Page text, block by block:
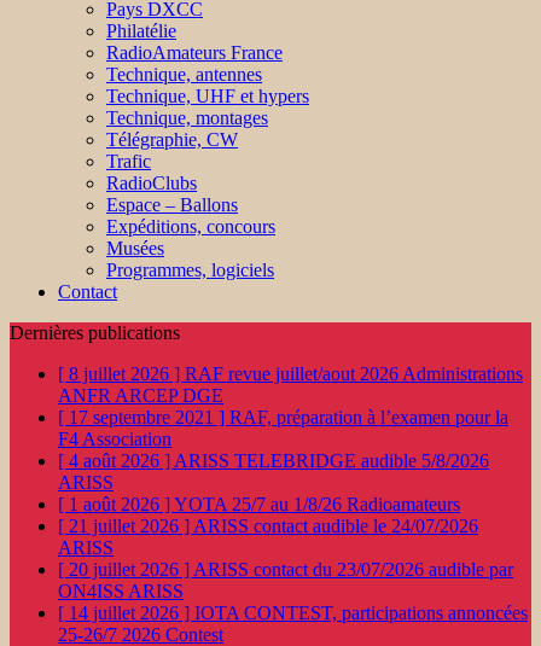
Pays DXCC
Philatélie
RadioAmateurs France
Technique, antennes
Technique, UHF et hypers
Technique, montages
Télégraphie, CW
Trafic
RadioClubs
Espace – Ballons
Expéditions, concours
Musées
Programmes, logiciels
Contact
Dernières publications
[ 8 juillet 2026 ] RAF revue juillet/aout 2026 Administrations
ANFR ARCEP DGE
[ 17 septembre 2021 ] RAF, préparation à l’examen pour la
F4 Association
[ 4 août 2026 ] ARISS TELEBRIDGE audible 5/8/2026
ARISS
[ 1 août 2026 ]YOTA 25/7 au 1/8/26 Radioamateurs
[ 21 juillet 2026 ] ARISS contact audible le 24/07/2026
ARISS
[ 20 juillet 2026 ] ARISS contact du 23/07/2026 audible par
ON4ISS ARISS
[ 14 juillet 2026 ] IOTA CONTEST, participations annoncées
25-26/7 2026 Contest